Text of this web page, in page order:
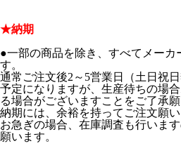
★納期
●一部の商品を除き、すべてメーカ
す。
通常ご注文後2～5営業日（土日祝
予定になりますが、生産待ちの場
る場合がございますことをご了承願
納期には、余裕を持ってご注文願い
お急ぎの場合、在庫調査も行いま
願います。